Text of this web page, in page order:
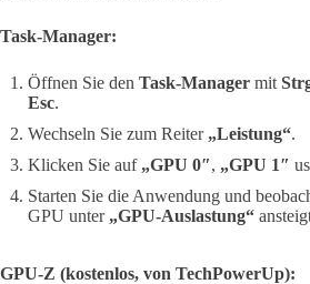
Task-Manager:
Öffnen Sie den Task-Manager mit
Esc.
Wechseln Sie zum Reiter „Leistung“.
Klicken Sie auf „GPU 0″, „GPU 1″
Starten Sie die Anwendung und
GPU unter „GPU-Auslastung“
GPU-Z (kostenlos, von TechPowerUp):